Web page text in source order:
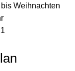
Weihnachten